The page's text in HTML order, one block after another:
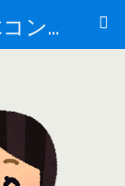
群馬の行政書士 鈴木コンサルもすなるブログ